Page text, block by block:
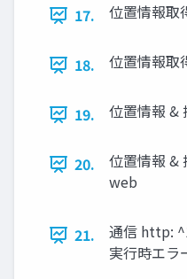
17. 位置情報取
18. 位置情報取
19. 位置情報 &
20.
位置情報 &
web
21.
通信 http:
実行時エラ